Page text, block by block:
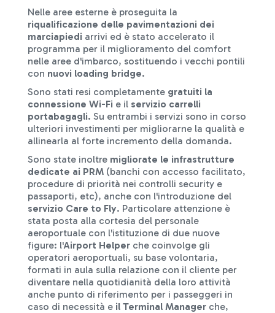
Nelle aree esterne è proseguita la
riqualificazione delle pavimentazioni dei
marciapiedi arrivi ed è stato accelerato il
programma per il miglioramento del comfort
nelle aree d'imbarco, sostituendo i vecchi pontili
con nuovi loading bridge.
Sono stati resi completamente gratuiti la
connessione Wi-Fi e il servizio carrelli
portabagagli. Su entrambi i servizi sono in corso
ulteriori investimenti per migliorarne la qualità e
allinearla al forte incremento della domanda.
Sono state inoltre migliorate le infrastrutture
dedicate ai PRM (banchi con accesso facilitato,
procedure di priorità nei controlli security e
passaporti, etc), anche con l'introduzione del
servizio Care to Fly. Particolare attenzione è
stata posta alla cortesia del personale
aeroportuale con l'istituzione di due nuove
figure: l'Airport Helper che coinvolge gli
operatori aeroportuali, su base volontaria,
formati in aula sulla relazione con il cliente per
diventare nella quotidianità della loro attività
anche punto di riferimento per i passeggeri in
caso di necessità e il Terminal Manager che,